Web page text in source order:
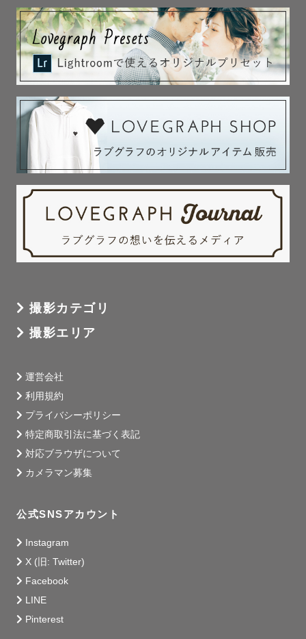
撮影カテゴリ
撮影エリア
運営会社
利用規約
プライバシーポリシー
特定商取引法に基づく表記
対応ブラウザについて
カメラマン募集
公式SNSアカウント
Instagram
X (旧: Twitter)
Facebook
LINE
Pinterest